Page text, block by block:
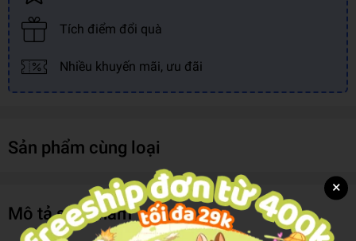
Tích điểm đổi quà
Nhiều khuyến mãi, ưu đãi
Sản phẩm cùng loại
Mô tả sản phẩm
×